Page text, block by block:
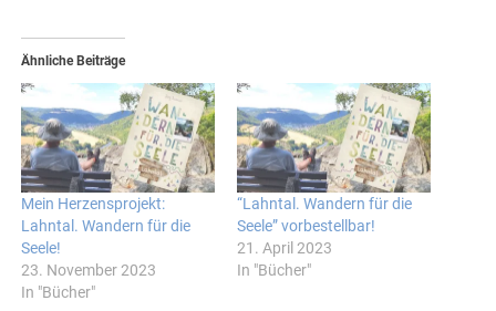
Ähnliche Beiträge
Mein Herzensprojekt:
Lahntal. Wandern für die
Seele!
23. November 2023
In "Bücher"
“Lahntal. Wandern für die
Seele” vorbestellbar!
21. April 2023
In "Bücher"